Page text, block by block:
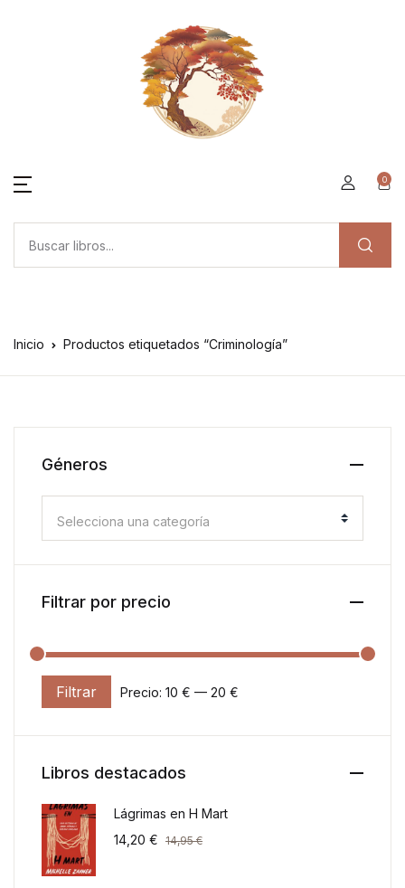
0
Inicio Productos etiquetados “Criminología”
Géneros
Selecciona una categoría
Filtrar por precio
Precio mínimo
Precio máximo
Filtrar Precio: 10 € — 20 €
Libros destacados
Lágrimas en H Mart
14,20 € 14,95€